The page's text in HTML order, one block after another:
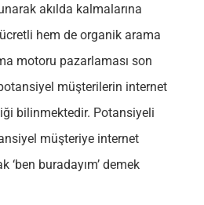
akılda kalmalarına
hem de organik arama
motoru pazarlaması son
müşterilerin internet
bilinmektedir. Potansiyeli
müşteriye internet
‘ben buradayım’ demek